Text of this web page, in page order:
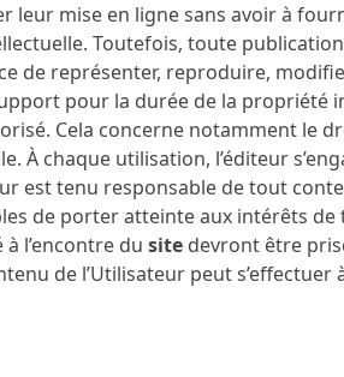
leur mise en ligne sans avoir à
Toutefois, toute
de représenter, reproduire,
pour la durée de la propriété
Cela concerne notamment le
À chaque utilisation, l’éditeur
est tenu responsable de tout
de porter atteinte aux intérêts
à l’encontre dusite devront être
de l’Utilisateur peut